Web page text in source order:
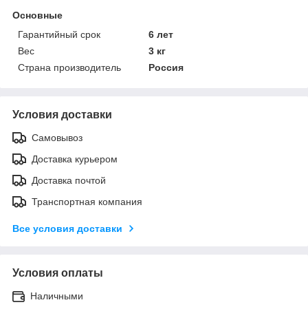
Основные
Гарантийный срок
6 лет
Вес
3 кг
Страна производитель
Россия
Условия доставки
Самовывоз
Доставка курьером
Доставка почтой
Транспортная компания
Все условия доставки
Условия оплаты
Наличными